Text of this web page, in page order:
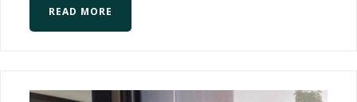
READ MORE